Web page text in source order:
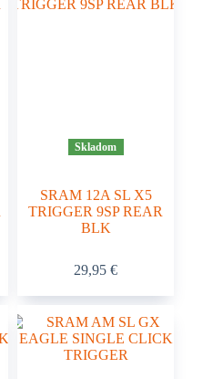
Skladom
SRAM 12A SL X5
TRIGGER 9SP REAR
BLK
29,95€